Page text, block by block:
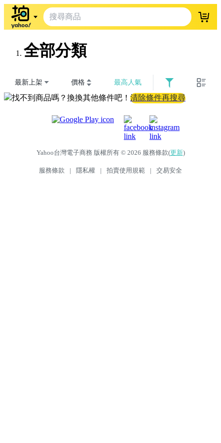
登入
全部分類
最新上架 價格 最高人氣
找不到商品嗎？換換其他條件吧！ 清除條件再搜尋
Yahoo台灣電子商務 版權所有 © 2026 服務條款(更新)
服務條款 | 隱私權 | 拍賣使用規範 | 交易安全